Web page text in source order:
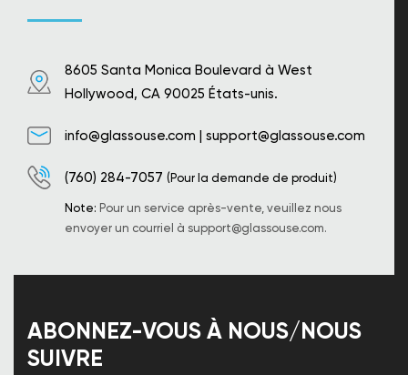
8605 Santa Monica Boulevard à West
Hollywood, CA 90025 États-unis.
info@glassouse.com | support@glassouse.com
(760) 284-7057 (Pour la demande de produit)
Note: Pour un service après-vente, veuillez nous
envoyer un courriel à support@glassouse.com.
ABONNEZ-VOUS À NOUS/NOUS
SUIVRE